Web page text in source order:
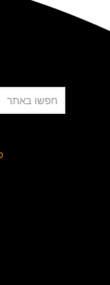
חיפוש